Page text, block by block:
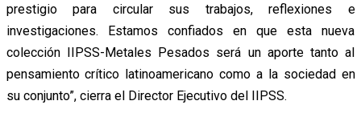
prestigio para circular sus trabajos, reflexiones e
investigaciones. Estamos confiados en que esta nueva
colección IIPSS-Metales Pesados será un aporte tanto al
pensamiento crítico latinoamericano como a la sociedad en
su conjunto”, cierra el Director Ejecutivo del IIPSS.